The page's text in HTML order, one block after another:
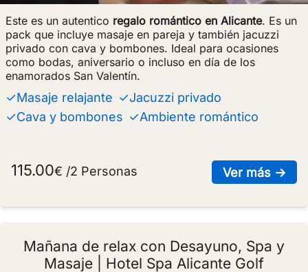
Este es un autentico regalo romántico en Alicante. Es un
pack que incluye masaje en pareja y también jacuzzi
privado con cava y bombones. Ideal para ocasiones
como bodas, aniversario o incluso en día de los
enamorados San Valentín.
✓Masaje relajante ✓Jacuzzi privado
✓Cava y bombones ✓Ambiente romántico
Ver más →
115.00€ /2 Personas
Mañana de relax con Desayuno, Spa y
Masaje | Hotel Spa Alicante Golf